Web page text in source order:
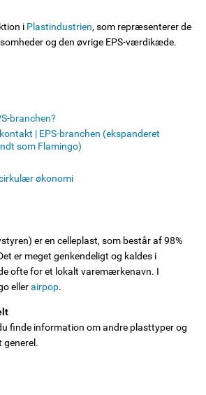
i Plastindustrien, som repræsenterer de
og den øvrige EPS-værdikæde.
branchen?
| EPS-branchen (ekspanderet
som Flamingo)
økonomi
er en celleplast, som består af 98%
er meget genkendeligt og kaldes i
ofte for et lokalt varemærkenavn. I
ellerairpop.
finde information om andre plasttyper og
generel.